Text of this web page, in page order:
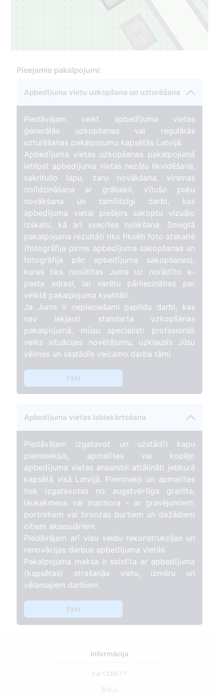
Pieejamie pakalpojumi:
Apbedījuma vietu uzkopšana un uzturēšana
Piedāvājam veikt apbedījuma vietas
ģenerālās uzkopšanas vai regulārās
uzturēšanas pakalpojumu kapsētās Latvijā.
Apbedījuma vietas uzkopšanas pakalpojumā
ietilpst apbedījuma vietas nezāļu likvidēšana,
sakritušo lapu, zaru novākšana, virsmas
nolīdzināšana ar grābekli, vītušo puķu
novākšana un tamlīdzīgi darbi, kas
apbedījuma vietai piešķirs sakoptu vizuālo
izskatu, kā arī svecītes nolikšana. Sniegtā
pakalpojuma rezultāti tiks fiksēti foto atskaitē
(fotogrāfija pirms apbedījuma sakopšanas un
fotogrāfija pēc apbedījuma sakopšanas),
kuras tiks nosūtītas Jums uz norādīto e-
pasta adresi, lai varētu pārliecināties par
veiktā pakalpojuma kvalitāti.
Ja Jums ir nepieciešami papildu darbi, kas
nav iekļauti standarta uzkopšanas
pakalpojumā, mūsu specialisti profesionāli
veiks situācijas novētējumu, uzklausīs Jūsu
vēlmes un sastādīs veicamo darba tāmi
Pirkt
Apbedījuma vietas labiekārtošana
Piedāvājam izgatavot un uzstādīt kapu
pieminekļus, apmalītes vai kopējo
apbedījuma vietas ansambli attālināti jebkurā
kapsētā visā Latvijā. Pieminekļi un apmalītes
tiek izgatavotas no augstvērtīga granīta,
laukakmens vai marmora - ar gravējumiem,
portretiem vai bronzas burtiem un dažādiem
citiem aksesuāriem.
Piedāvājam arī visu veidu rekonstrukcijas un
renovācijas darbus apbedījuma vietās.
Pakalpojuma maksa ir saistīta ar apbedījuma
(kapsētas) atrašanās vietu, izmēru un
vēlamajiem darbiem.
Pirkt
Informācija
Par CEMETY
B.U.J.